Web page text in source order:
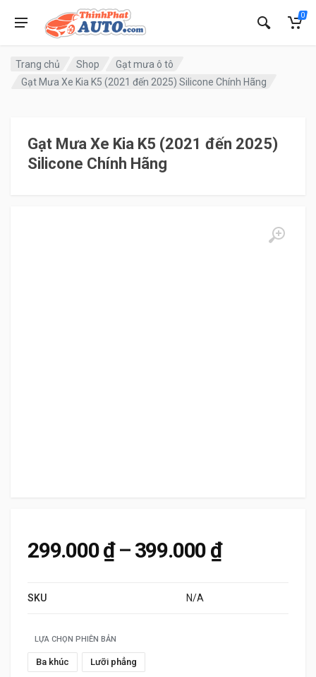
0
Trang chủ Shop
Gạt mưa ô tô
Gạt Mưa Xe Kia K5 (2021 đến 2025) Silicone Chính Hãng
Gạt Mưa Xe Kia K5 (2021 đến 2025)
Silicone Chính Hãng
299.000₫ – 399.000 ₫Khoảng
SKU N/A
LỰA CHỌN PHIÊN BẢN
Ba khúc Lưỡi phẳng